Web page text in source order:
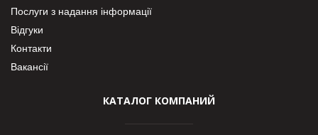
Послуги з надання інформації
Відгуки
Контакти
Вакансії
КАТАЛОГ КОМПАНИЙ